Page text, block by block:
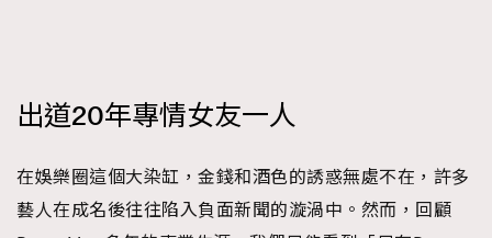
出道20年專情女友一人
在娛樂圈這個大染缸，金錢和酒色的誘惑無處不在，許多
藝人在成名後往往陷入負面新聞的漩渦中。然而，回顧